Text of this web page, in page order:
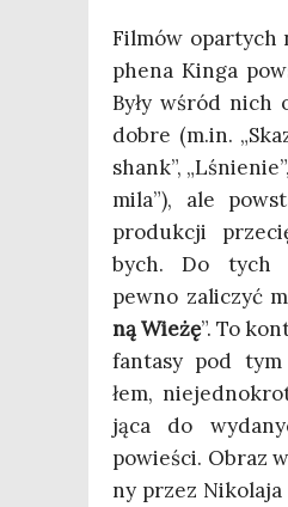
Fil­mów opar­tych
phe­na Kin­ga
Były wśród nich
dobre (m.in.
shank”,
mila”), ale
pro­duk­cji
bych. Do tych
pew­no zali­czyć
ną Wie­żę”. To
fan­ta­sy pod
łem,
ją­ca do
powie­ści. Obraz
ny przez